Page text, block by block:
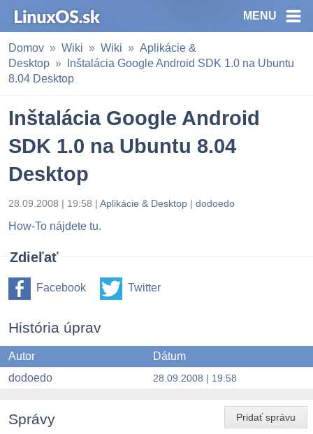
MENU
Domov Wiki Wiki
Aplikácie &
Desktop
Inštalácia Google Android SDK 1.0 na Ubuntu
8.04 Desktop
Inštalácia Google Android
SDK 1.0 na Ubuntu 8.04
Desktop
28.09.2008 | 19:58 | Aplikácie & Desktop | dodoedo
How-To nájdete tu.
Zdieľať
Facebook Twitter
História úprav
Autor
Dátum
dodoedo
28.09.2008 | 19:58
Pridať správu
Správy